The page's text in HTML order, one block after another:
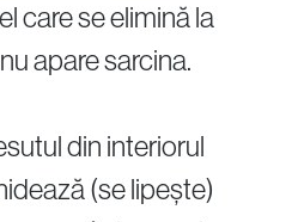
care se elimină la
apare sarcina.
din interiorul
(se lipește)